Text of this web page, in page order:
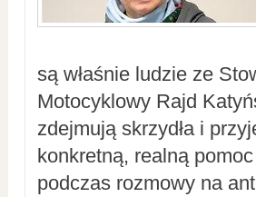
są właśnie ludzie ze
Motocyklowy Rajd
zdejmują skrzydła i
konkretną, realną
podczas rozmowy na